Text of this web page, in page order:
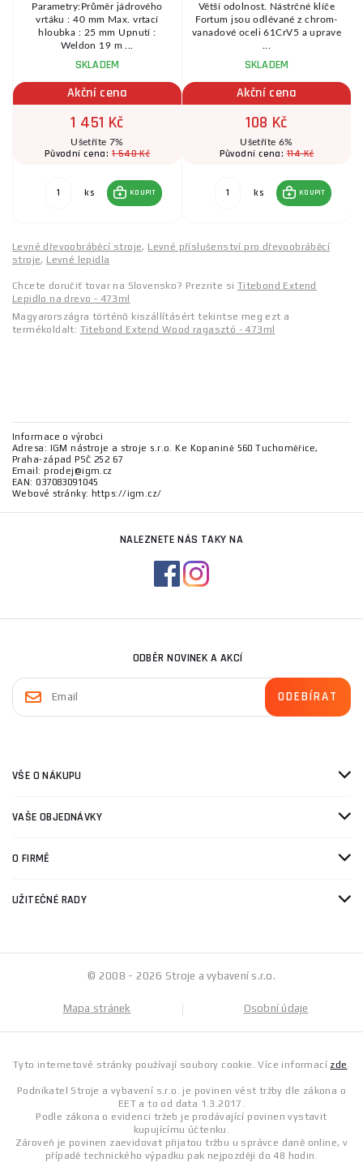
Parametry:Průměr jádrového
vrtáku : 40 mm Max. vrtací
hloubka : 25 mm Upnutí :
Weldon 19 m ...
SKLADEM
Akční cena
1 451 Kč
Ušetříte 7%
Původní cena:1 548 Kč
ks KOUPIT
Větší odolnost. Nástrčné klíče
Fortum jsou odlévané z chrom-
vanadové oceli 61CrV5 a uprave
SKLADEM
Akční cena
108 Kč
Ušetříte 6%
Původní cena:114 Kč
ks KOUPIT
Levné dřevoobráběcí stroje, Levné příslušenství pro dřevoobráběcí
stroje, Levné lepidla
Chcete doručiť tovar na Slovensko? Prezrite si Titebond Extend
Lepidlo na drevo - 473ml
Magyarországra történő kiszállításért tekintse meg ezt a
termékoldalt: Titebond Extend Wood ragasztó - 473ml
Informace o výrobci
Adresa: IGM nástroje a stroje s.r.o. Ke Kopanině 560 Tuchoměřice,
Praha-západ PSČ 252 67
Email: prodej@igm.cz
EAN: 037083091045
Webové stránky: https://igm.cz/
NALEZNETE NÁS TAKY NA
ODBĚR NOVINEK A AKCÍ
VŠE O NÁKUPU
VAŠE OBJEDNÁVKY
O FIRMĚ
UŽITEČNÉ RADY
© 2008 - 2026 Stroje a vybavení s.r.o.
Mapa stránek Osobní údaje
Tyto internetové stránky používají soubory cookie. Více informací zde .
Podnikatel Stroje a vybavení s.r.o. je povinen vést tržby dle zákona o
EET a to od data 1.3.2017.
Podle zákona o evidenci tržeb je prodávající povinen vystavit
kupujícímu účtenku.
Zároveň je povinen zaevidovat přijatou tržbu u správce daně online, v
případě technického výpadku pak nejpozději do 48 hodin.